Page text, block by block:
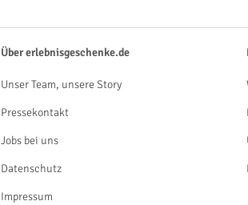
Über erlebnisgeschenke.de
Unser Team, unsere Story
Pressekontakt
Jobs bei uns
Datenschutz
Impressum